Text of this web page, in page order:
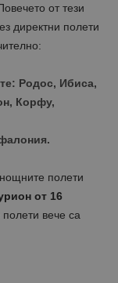
от тези
директни полети
Родос, Ибиса,
Корфу,
полети
от 16
вече са